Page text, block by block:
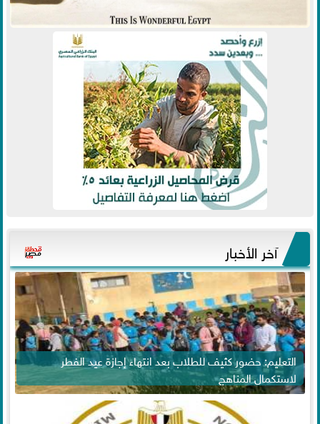
آخر الأخبار
التعليم: حضور كثيف للطلاب بعد انتهاء إجازة عيد الفطر
لاستكمال المناهج